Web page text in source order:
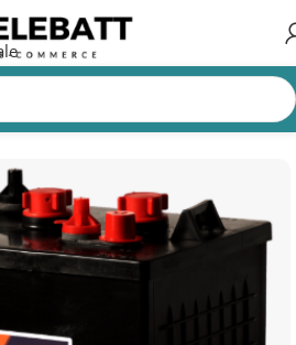
/Batterie Fotovoltaico AGM e Gel